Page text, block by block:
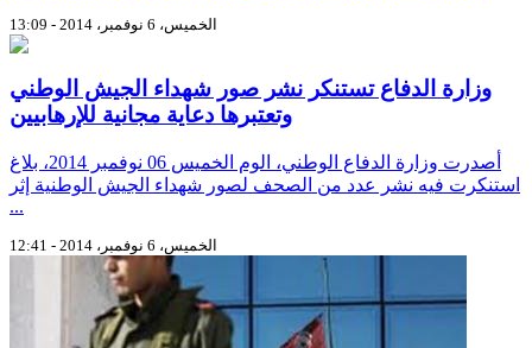
الخميس، 6 نوفمبر، 2014 - 13:09
وزارة الدفاع تستنكر نشر صور شهداء الجيش الوطني
وتعتبرها دعاية مجانية للإرهابيين
أصدرت وزارة الدفاع الوطني، الوم الخميس 06 نوفمبر 2014، بلاغ
استنكرت فيه نشر عدد من الصحف لصور شهداء الجيش الوطنية إثر
...
الخميس، 6 نوفمبر، 2014 - 12:41